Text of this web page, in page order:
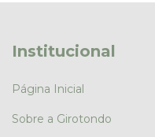
Institucional
Página Inicial
Sobre a Girotondo